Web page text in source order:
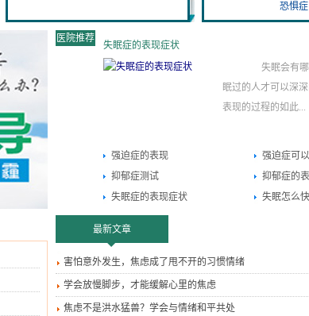
恐惧症
医院推荐
失眠症的表现症状
失眠会有哪
眠过的人才可以深
表现的过程的如此...
强迫症的表现
强迫症可
抑郁症测试
抑郁症的
失眠症的表现症状
失眠怎么
最新文章
害怕意外发生，焦虑成了甩不开的习惯情绪
学会放慢脚步，才能缓解心里的焦虑
焦虑不是洪水猛兽？学会与情绪和平共处